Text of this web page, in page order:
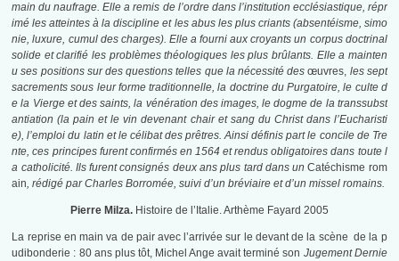
main du naufrage. Elle a remis de l’ordre dans l’institution ecclésiastique, répr
imé les atteintes à la discipline et les abus les plus criants (absentéisme, simo
nie, luxure, cumul des charges). Elle a fourni aux croyants un corpus doctrinal
solide et clarifié les problèmes théologiques les plus brûlants. Elle a mainten
u ses positions sur des questions telles que la nécessité desœuvres, les sept
sacrements sous leur forme traditionnelle, la doctrine du Purgatoire, le culte d
e la Vierge et des saints, la vénération des images, le dogme de la transsubst
antiation (la pain et le vin devenant chair et sang du Christ dans l’Eucharisti
e), l’emploi du latin et le célibat des prêtres. Ainsi définis part le concile de Tre
nte, ces principes furent confirmés en 1564 et rendus obligatoires dans toute l
a catholicité. Ils furent consignés deux ans plus tard dans unCatéchisme rom
ain, rédigé par Charles Borromée, suivi d’un bréviaire et d’un missel romains.
Pierre Milza. Histoire de l’Italie. Arthème Fayard 2005
La reprise en main va de pair avec l’arrivée sur le devant de la scène de la p
udibonderie : 80 ans plus tôt, Michel Ange avait terminé son Jugement Dernie